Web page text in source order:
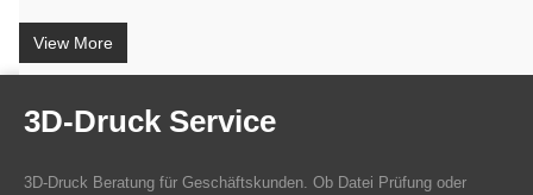
View More
3D-Druck Service
3D-Druck Beratung für Geschäftskunden. Ob Datei Prüfung oder